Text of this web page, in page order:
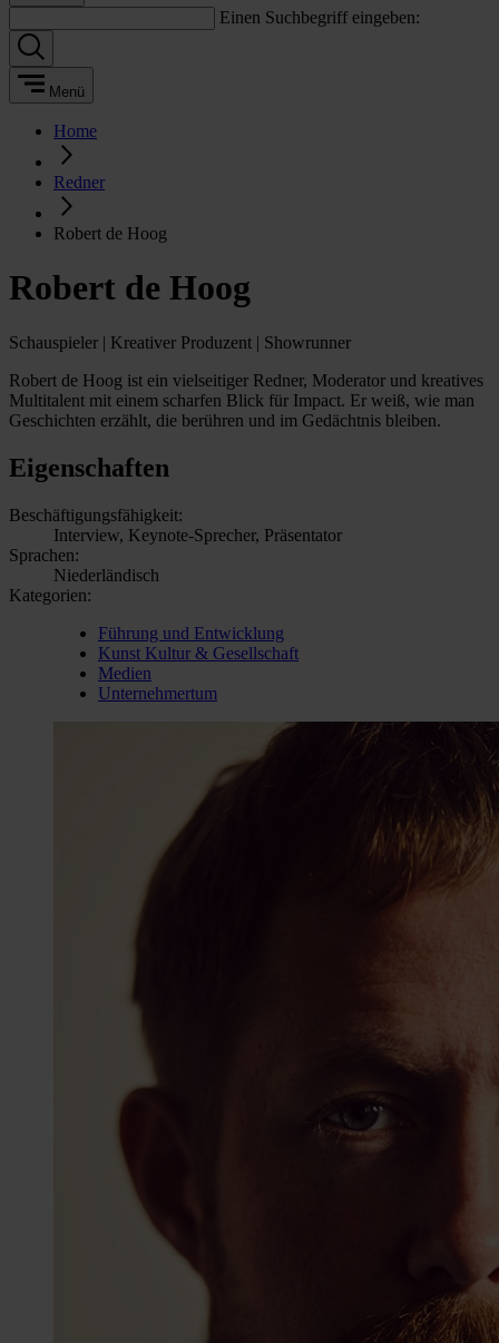
Einen Suchbegriff eingeben:
Menü
Home
Redner
Robert de Hoog
Robert de Hoog
Schauspieler | Kreativer Produzent | Showrunner
Robert de Hoog ist ein vielseitiger Redner, Moderator und kreatives
Multitalent mit einem scharfen Blick für Impact. Er weiß, wie man
Geschichten erzählt, die berühren und im Gedächtnis bleiben.
Eigenschaften
Beschäftigungsfähigkeit:
Interview, Keynote-Sprecher, Präsentator
Sprachen:
Niederländisch
Kategorien:
Führung und Entwicklung
Kunst Kultur & Gesellschaft
Medien
Unternehmertum